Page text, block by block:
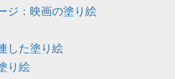
ジ：映画の塗り絵
した塗り絵
り絵